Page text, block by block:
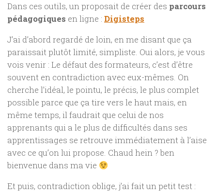
Dans ces outils, un proposait de créer des parcours
pédagogiques en ligne : Digisteps
J’ai d’abord regardé de loin, en me disant que ça
paraissait plutôt limité, simpliste. Oui alors, je vous
vois venir : Le défaut des formateurs, c’est d’être
souvent en contradiction avec eux-mêmes. On
cherche l’idéal, le pointu, le précis, le plus complet
possible parce que ça tire vers le haut mais, en
même temps, il faudrait que celui de nos
apprenants qui a le plus de difficultés dans ses
apprentissages se retrouve immédiatement à l’aise
avec ce qu’on lui propose. Chaud hein ? ben
bienvenue dans ma vie
Et puis, contradiction oblige, j’ai fait un petit test :